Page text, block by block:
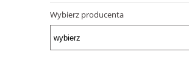
Wybierz producenta